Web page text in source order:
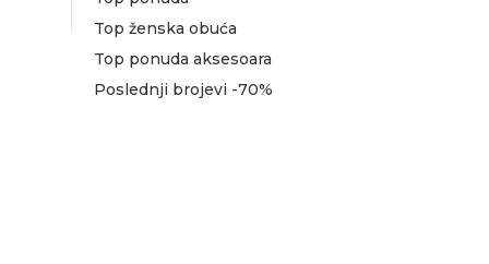
Top ženska obuća
Top ponuda aksesoara
Poslednji brojevi -70%